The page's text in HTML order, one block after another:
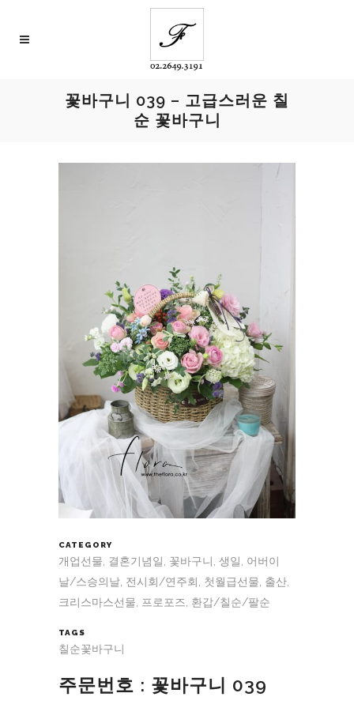
꽃바구니 039 – 고급스러운 칠
순 꽃바구니
CATEGORY
개업선물, 결혼기념일, 꽃바구니, 생일, 어버이
날/스승의날, 전시회/연주회, 첫월급선물, 출산,
크리스마스선물, 프로포즈, 환갑/칠순/팔순
TAGS
칠순꽃바구니
주문번호 : 꽃바구니 039